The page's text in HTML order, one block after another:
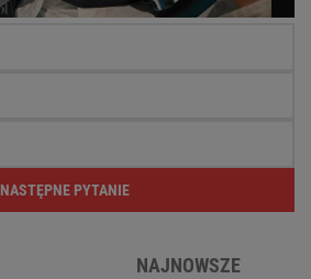
NASTĘPNE PYTANIE
NAJNOWSZE